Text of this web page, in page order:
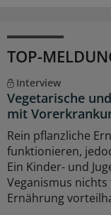
TOP-
Interview
Vegetarische
mit
Rein pflanzliche
funktionieren,
Ein Kinder- und
Veganismus
Ernährung